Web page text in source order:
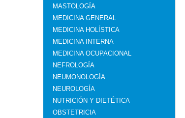
MASTOLOGÍA
MEDICINA GENERAL
MEDICINA HOLÍSTICA
MEDICINA INTERNA
MEDICINA OCUPACIONAL
NEFROLOGÍA
NEUMONOLOGÍA
NEUROLOGÍA
NUTRICIÓN Y DIETÉTICA
OBSTETRICIA